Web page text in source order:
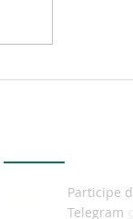
deambulação
Participe
Telegram